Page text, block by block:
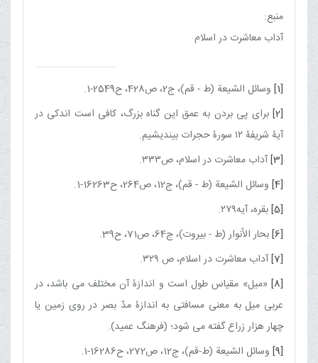
منبع:
آداب معاشرت در اسلام
[1] وسائل الشیعة (ط - قم)، ج‏2، ص428، ح2549-1.
[2] براى پى بردن به عمق این گناه بزرگ، كافى است اندكى در
آیۀ شریفۀ ۱۲ سورۀ حجرات ‌بیندیشیم.
[3]آداب معاشرت در اسلام، ص۳۳۳.
[4] وسائل الشیعة (ط - قم)، ج‏12، ص264، ح16263-1.
[5]بقره، آیه۲۷۹.
[6]بحار الأنوار (ط - بیروت)، ج‏64، ص71، ح39.
[7]آداب معاشرت در اسلام، ص ۳۲۹.
[8] «میل» مقیاس طول است و اندازۀ آن مختلف مى ‌باشد، در
عربى میل به معنى مسافتى به‌ اندازۀ مدّ بصر در روى زمین یا
چهار هزار زراع گفته مى ‌شود؛ (فرهنگ عمید).
[9] وسائل الشیعة (ط-قم)، ج‏12، ص272، ح16286-1.